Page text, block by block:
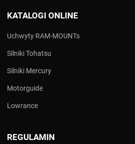
KATALOGI ONLINE
Uchwyty RAM-MOUNTs
Silniki Tohatsu
Silniki Mercury
Motorguide
Lowrance
REGULAMIN